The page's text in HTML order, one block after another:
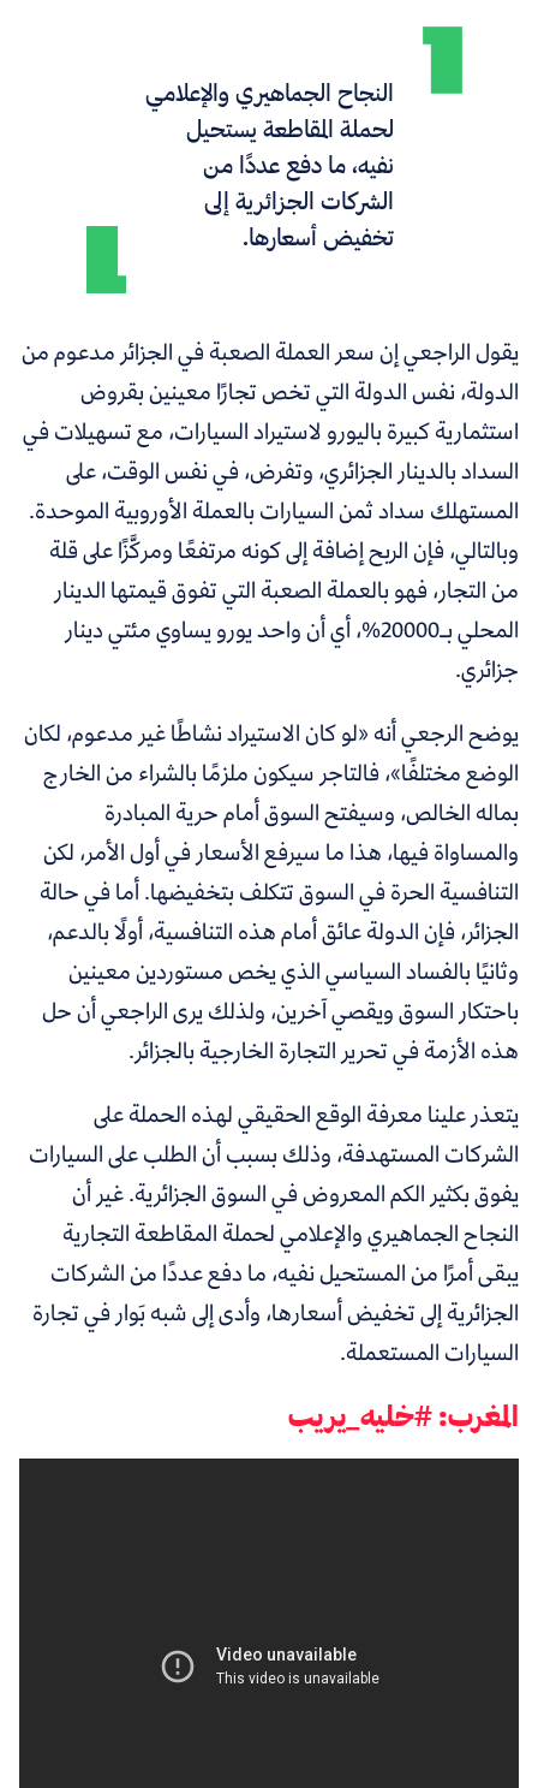
النجاح الجماهيري والإعلامي
لحملة المقاطعة يستحيل
نفيه، ما دفع عددًا من
الشركات الجزائرية إلى
تخفيض أسعارها.
يقول الراجعي إن سعر العملة الصعبة في الجزائر مدعوم من
الدولة، نفس الدولة التي تخص تجارًا معينين بقروض
استثمارية كبيرة باليورو لاستيراد السيارات، مع تسهيلات في
السداد بالدينار الجزائري، وتفرض، في نفس الوقت، على
المستهلك سداد ثمن السيارات بالعملة الأوروبية الموحدة.
وبالتالي، فإن الربح إضافة إلى كونه مرتفعًا ومركَّزًا على قلة
من التجار، فهو بالعملة الصعبة التي تفوق قيمتها الدينار
المحلي بـ20000%، أي أن واحد يورو يساوي مئتي دينار
جزائري.
يوضح الرجعي أنه «لو كان الاستيراد نشاطًا غير مدعوم، لكان
الوضع مختلفًا»، فالتاجر سيكون ملزمًا بالشراء من الخارج
بماله الخالص، وسيفتح السوق أمام حرية المبادرة
والمساواة فيها، هذا ما سيرفع الأسعار في أول الأمر، لكن
التنافسية الحرة في السوق تتكلف بتخفيضها. أما في حالة
الجزائر، فإن الدولة عائق أمام هذه التنافسية، أولًا بالدعم،
وثانيًا بالفساد السياسي الذي يخص مستوردين معينين
باحتكار السوق ويقصي آخرين، ولذلك يرى الراجعي أن حل
هذه الأزمة في تحرير التجارة الخارجية بالجزائر.
يتعذر علينا معرفة الوقع الحقيقي لهذه الحملة على
الشركات المستهدفة، وذلك بسبب أن الطلب على السيارات
يفوق بكثير الكم المعروض في السوق الجزائرية. غير أن
النجاح الجماهيري والإعلامي لحملة المقاطعة التجارية
يبقى أمرًا من المستحيل نفيه، ما دفع عددًا من الشركات
الجزائرية إلى تخفيض أسعارها، وأدى إلى شبه بَوار في تجارة
السيارات المستعملة.
المغرب: #خليه_يريب